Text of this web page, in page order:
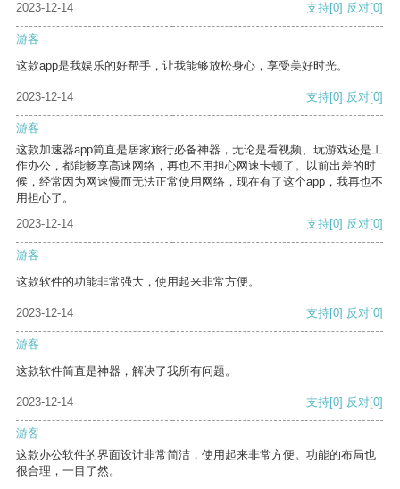
2023-12-14 支持[0] 反对[0]
游客
这款app是我娱乐的好帮手，让我能够放松身心，享受美好时光。
2023-12-14 支持[0] 反对[0]
游客
这款加速器app简直是居家旅行必备神器，无论是看视频、玩游戏还是工
作办公，都能畅享高速网络，再也不用担心网速卡顿了。以前出差的时
候，经常因为网速慢而无法正常使用网络，现在有了这个app，我再也不
用担心了。
2023-12-14
支持[0] 反对[0]
游客
这款软件的功能非常强大，使用起来非常方便。
2023-12-14 支持[0] 反对[0]
游客
这款软件简直是神器，解决了我所有问题。
2023-12-14 支持[0] 反对[0]
游客
这款办公软件的界面设计非常简洁，使用起来非常方便。功能的布局也
很合理，一目了然。